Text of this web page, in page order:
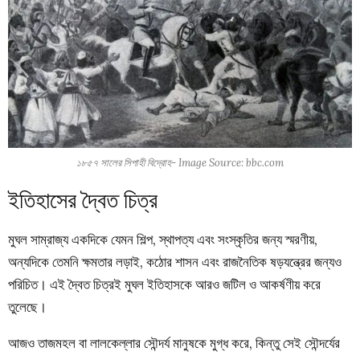
১৮৫৭ সালের সিপাহী বিদ্রোহ- Image Source: bbc.com
ইতিহাসের দ্বৈত চিত্র
মুঘল সাম্রাজ্য একদিকে যেমন শিল্প, স্থাপত্য এবং সংস্কৃতির জন্য স্মরণীয়,
অন্যদিকে তেমনি ক্ষমতার লড়াই, কঠোর শাসন এবং রাজনৈতিক ষড়যন্ত্রের জন্যও
পরিচিত। এই দ্বৈত চিত্রই মুঘল ইতিহাসকে আরও জটিল ও আকর্ষণীয় করে
তুলেছে।
আজও তাজমহল বা লালকেল্লার সৌন্দর্য মানুষকে মুগ্ধ করে, কিন্তু সেই সৌন্দর্যের